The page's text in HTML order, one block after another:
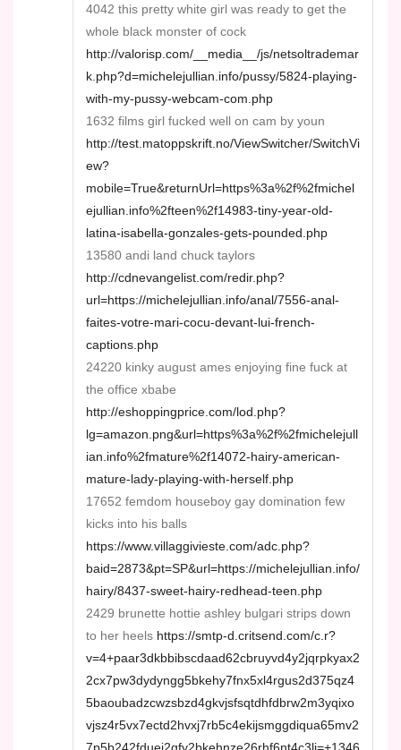
4042 this pretty white girl was ready to get the
whole black monster of cock
http://valorisp.com/__media__/js/netsoltrademar
k.php?d=michelejullian.info/pussy/5824-playing-
with-my-pussy-webcam-com.php
1632 films girl fucked well on cam by youn
http://test.matoppskrift.no/ViewSwitcher/SwitchVi
ew?
mobile=True&returnUrl=https%3a%2f%2fmichel
ejullian.info%2fteen%2f14983-tiny-year-old-
latina-isabella-gonzales-gets-pounded.php
13580 andi land chuck taylors
http://cdnevangelist.com/redir.php?
url=https://michelejullian.info/anal/7556-anal-
faites-votre-mari-cocu-devant-lui-french-
captions.php
24220 kinky august ames enjoying fine fuck at
the office xbabe
http://eshoppingprice.com/lod.php?
lg=amazon.png&url=https%3a%2f%2fmichelejull
ian.info%2fmature%2f14072-hairy-american-
mature-lady-playing-with-herself.php
17652 femdom houseboy gay domination few
kicks into his balls
https://www.villaggivieste.com/adc.php?
baid=2873&pt=SP&url=https://michelejullian.info/
hairy/8437-sweet-hairy-redhead-teen.php
2429 brunette hottie ashley bulgari strips down
to her heels https://smtp-d.critsend.com/c.r?
v=4+paar3dkbbibscdaad62cbruyvd4y2jqrpkyax2
2cx7pw3dydyngg5bkehy7fnx5xl4rgus2d375qz4
5baoubadzcwzsbzd4gkvjsfsqtdhfdbrw2m3yqixo
vjsz4r5vx7ectd2hvxj7rb5c4ekijsmggdiqua65mv2
7p5b242fduei2qfy2bkehnze26rhf6nt4c3li=+1346